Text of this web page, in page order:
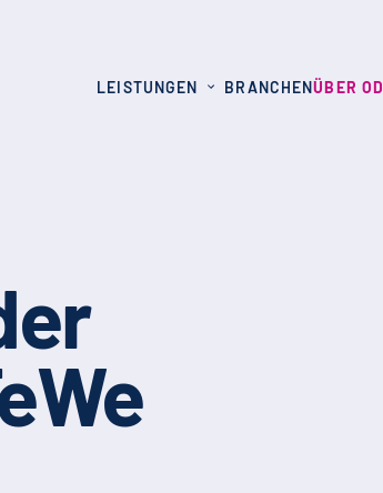
LEISTUNGEN BRANCHENÜBER OD